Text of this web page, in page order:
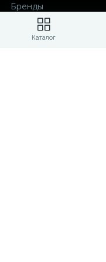
Каталог
Бренды